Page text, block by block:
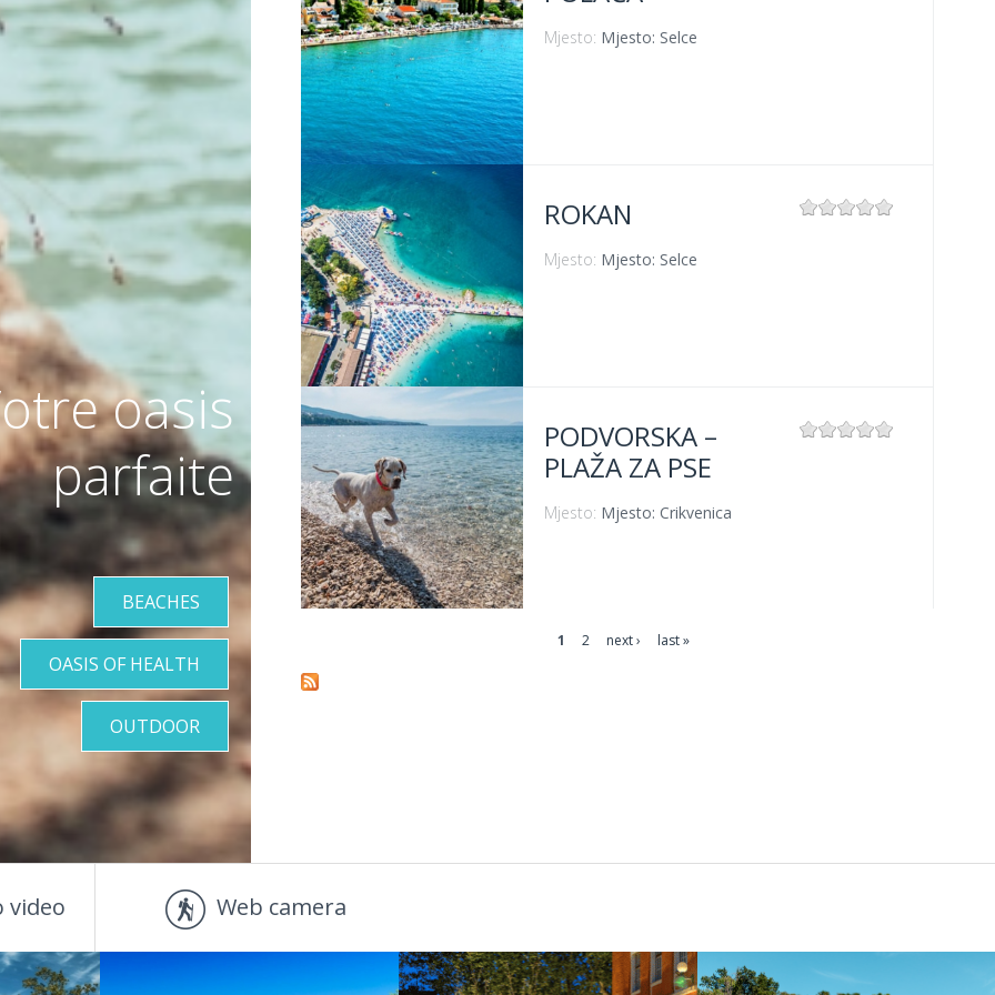
VIŠE INFORMACIJA
Mjesto: Mjesto: Selce
VIŠE INFORMACIJA
ROKAN
Mjesto: Mjesto: Selce
VIŠE INFORMACIJA
PODVORSKA –
PLAŽA ZA PSE
Mjesto: Mjesto: Crikvenica
1 2 next › last »
oasis
parfaite
BEACHES
OASIS OF HEALTH
OUTDOOR
video Web camera